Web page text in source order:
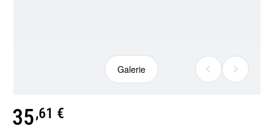
Galerie
öffnen
Galerie
35,61 €